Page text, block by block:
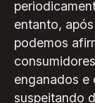
entanto,
podemos
enganados e
suspeitando